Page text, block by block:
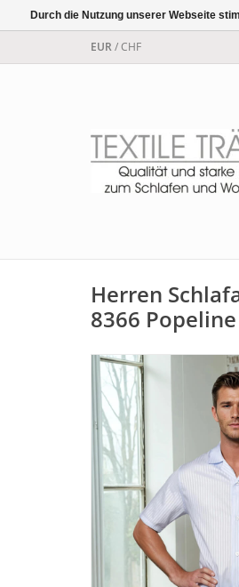
EUR/CHF
Herren
8366
Durch die Nutzung unserer Webseite